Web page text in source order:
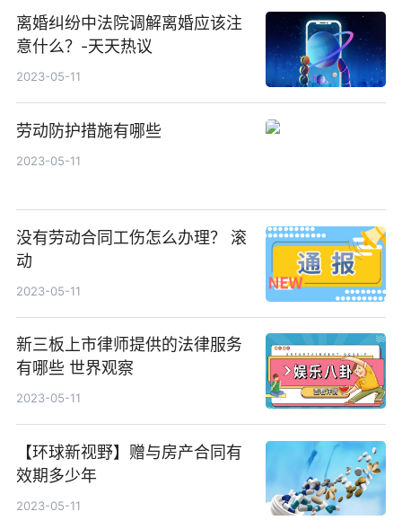
离婚纠纷中法院调解离婚应该注
意什么？-天天热议
2023-05-11
劳动防护措施有哪些
2023-05-11
没有劳动合同工伤怎么办理？ 滚
动
2023-05-11
新三板上市律师提供的法律服务
有哪些 世界观察
2023-05-11
【环球新视野】赠与房产合同有
效期多少年
2023-05-11